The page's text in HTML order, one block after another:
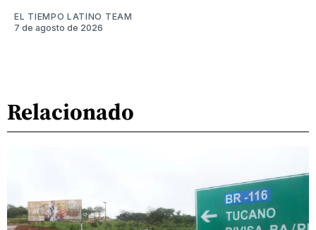
EL TIEMPO LATINO TEAM
7 de agosto de 2026
Relacionado